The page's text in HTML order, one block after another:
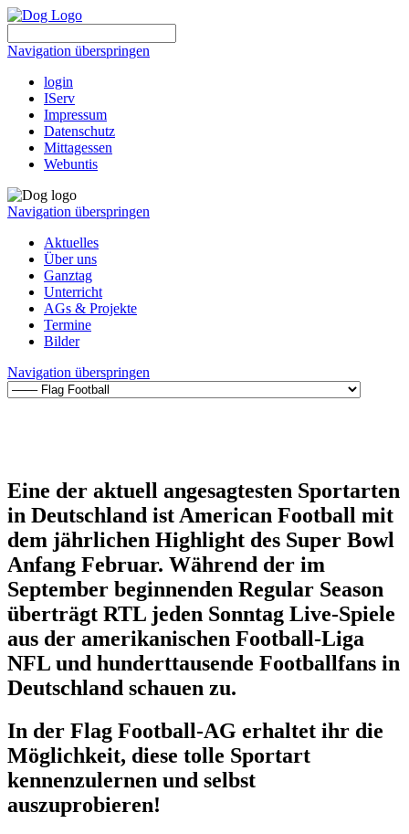
Navigation überspringen
login
IServ
Impressum
Datenschutz
Mittagessen
Webuntis
Navigation überspringen
Aktuelles
Über uns
Ganztag
Unterricht
AGs & Projekte
Termine
Bilder
Navigation überspringen
Eine der aktuell angesagtesten Sportarten
in Deutschland ist American Football mit
dem jährlichen Highlight des Super Bowl
Anfang Februar. Während der im
September beginnenden Regular Season
überträgt RTL jeden Sonntag Live-Spiele
aus der amerikanischen Football-Liga
NFL und hunderttausende Footballfans in
Deutschland schauen zu.
In der Flag Football-AG erhaltet ihr die
Möglichkeit, diese tolle Sportart
kennenzulernen und selbst
auszuprobieren!